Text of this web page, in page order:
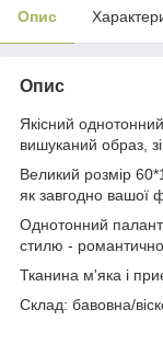
Опис
Опис
Якісний
вишуканий образ,
Великий розмір
як завгодно вашої
Однотонний
стилю -
Тканина м'яка і
Склад: бавовна/